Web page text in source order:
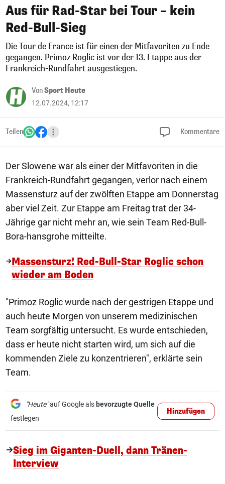
Aus für Rad-Star bei Tour – kein
Red-Bull-Sieg
Die Tour de France ist für einen der Mitfavoriten zu Ende
gegangen. Primoz Roglic ist vor der 13. Etappe aus der
Frankreich-Rundfahrt ausgestiegen.
VonSport Heute
12.07.2024, 12:17
Teilen Kommentare
Der Slowene war als einer der Mitfavoriten in die
Frankreich-Rundfahrt gegangen, verlor nach einem
Massensturz auf der zwölften Etappe am Donnerstag
aber viel Zeit. Zur Etappe am Freitag trat der 34-
Jährige gar nicht mehr an, wie sein Team Red-Bull-
Bora-hansgrohe mitteilte.
Massensturz! Red-Bull-Star Roglic schon
wieder am Boden
"Primoz Roglic wurde nach der gestrigen Etappe und
auch heute Morgen von unserem medizinischen
Team sorgfältig untersucht. Es wurde entschieden,
dass er heute nicht starten wird, um sich auf die
kommenden Ziele zu konzentrieren", erklärte sein
Team.
"Heute"auf Google als bevorzugte Quelle
festlegen
Hinzufügen
Sieg im Giganten-Duell, dann Tränen-
Interview